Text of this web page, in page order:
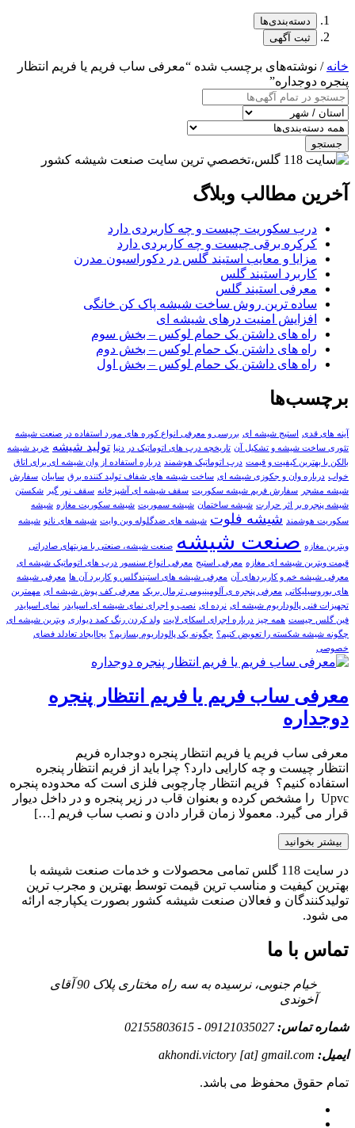
دسته‌بندی‌ها
ثبت آگهی
خانه / نوشته‌های برچسب شده “معرفی ساب فریم یا فریم انتظار
پنجره دوجداره”
جستجو
آخرین مطالب وبلاگ
درب سکوریت چیست و چه کاربردی دارد
کرکره برقی چیست و چه کاربردی دارد
مزایا و معایب استیند گلس در دکوراسیون مدرن
کاربرد استیند گلس
معرفی استیند گلس
ساده ترین روش ساخت شیشه پاک کن خانگی
افزایش امنیت درهای شیشه ای
راه های داشتن یک حمام لوکس – بخش سوم
راه های داشتن یک حمام لوکس – بخش دوم
راه های داشتن یک حمام لوکس – بخش اول
برچسب‌ها
آینه های قدی استیج شیشه ای بررسی و معرفی انواع کوره های مورد استفاده در صنعت شیشه
تئوری ساخت شیشه و تشکیل آن تاریخچه درب های اتوماتیک در دنیا تولید شیشه خرید شیشه
بالکن با بهترین کیفیت و قیمت درب اتوماتیک هوشمند درباره استفاده از وان شیشه ای برای اتاق
خواب درباره وان و جکوزی شیشه ای ساخت شیشه های شفاف تولید کننده برق سایبان سفارش
شيشه مشجر
سفارش فریم شیشه سکوریت سقف شیشه ای آشپزخانه سقف نور گیر
شکستن
شیشه پنجره بر اثر حرارت شیشه ساختمان شیشه سموریت شیشه سکوریت مغازه شیشه
سکوریت هوشمند
شیشه فلوت شیشه های ضدگلوله وین وایت شیشه های‌ نانو شیشه
ویترین مغازه صنعت شیشه صنعت شیشه، صنعتی با مزیتهای صادراتی
قيمت ویترین شیشه ای مغازه معرفی استیج معرفی انواع سنسور درب های اتوماتیک شیشه ای
معرفی شیشه خم و کاربردهای آن معرفی شیشه های استیندگلس و کاربرد آن ها
معرفی شیشه‌
های بوروسیلیکاتی معرفی پنجره ی آلومینیومی ترمال بریک معرفی کف پوش شیشه ای مهمترین
تجهیزات فنی پالوداریوم شیشه ای نرده ای نصب و اجرای نمای شیشه ای اسپایدر
نمای اسپایدر
فین گلس چیست همه چیز درباره اجرای اسکای لایت ولد کردن رنگ کمد دیواری ویترین شیشه ای
چگونه شیشه شکسته را تعویض کنیم؟ چگونه یک پالوداریوم بسازیم؟ یجاایجاد تعادلد فضای
خصوصی
معرفی ساب فریم یا فریم انتظار پنجره
دوجداره
معرفی ساب فریم یا فریم انتظار پنجره دوجداره فریم
انتظار چیست و چه کارایی دارد؟ چرا باید از فریم انتظار پنجره
استفاده کنیم؟ فریم انتظار چارچوبی فلزی است که محدوده پنجره
Upvc را مشخص کرده و بعنوان قاب در زیر پنجره و در داخل دیوار
قرار می گیرد. معمولا زمان قرار دادن و نصب ساب فریم […]
بیشتر بخوانید
در سایت 118 گلس تمامی محصولات و خدمات صنعت شیشه با
بهترین کیفیت و مناسب ترین قیمت توسط بهترین و مجرب ترین
تولیدکنندگان و فعالان صنعت شیشه کشور بصورت یکپارجه ارائه
می شود.
تماس با ما
خیام جنوبی، نرسیده به سه راه مختاری پلاک 90 آقای
آخوندی
شماره تماس:09121035027 - 02155803615
ایمیل: akhondi.victory [at] gmail.com
تمام حقوق محفوظ می باشد.